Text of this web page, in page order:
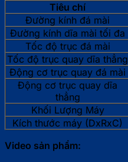
Tiêu chí
Đường kính đá mài
Đường kính dĩa mài tối đa
Tốc độ trục đá mài
Tốc độ trục quay dĩa thẳng
Động cơ trục quay đá mài
Động cơ trục quay dĩa
thẳng
Khối Lượng Máy
Kích thước máy (DxRxC)
Video sản phẩm: